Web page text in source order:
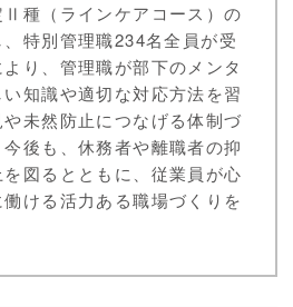
種（ラインケアコース）の
特別管理職234名全員が受
り、管理職が部下のメンタ
知識や適切な対応方法を習
未然防止につなげる体制づ
後も、休務者や離職者の抑
図るとともに、従業員が心
ける活力ある職場づくりを